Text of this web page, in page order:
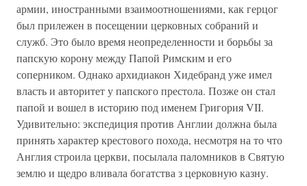
армии, иностранными взаимоотношениями, как герцог
был прилежен в посещении церковных собраний и
служб. Это было время неопределенности и борьбы за
папскую корону между Папой Римским и его
соперником. Однако архидиакон Хидебранд уже имел
власть и авторитет у папского престола. Позже он стал
папой и вошел в историю под именем Григория VII.
Удивительно: экспедиция против Англии должна была
принять характер крестового похода, несмотря на то что
Англия строила церкви, посылала паломников в Святую
землю и щедро вливала богатства з церковную казну.